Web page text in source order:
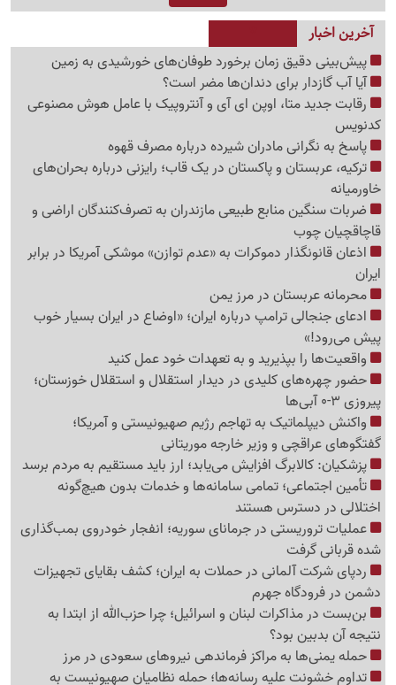
آخرین اخبار
پیش‌بینی دقیق زمان برخورد طوفان‌های خورشیدی به زمین
آیا آب گازدار برای دندان‌ها مضر است؟
رقابت جدید متا، اوپن ای آی و آنتروپیک با عامل هوش مصنوعی
کدنویس
پاسخ به نگرانی مادران شیرده درباره مصرف قهوه
ترکیه، عربستان و پاکستان در یک قاب؛ رایزنی درباره بحران‌های
خاورمیانه
ضربات سنگین منابع طبیعی مازندران به تصرف‌کنندگان اراضی و
قاچاقچیان چوب
اذعان قانونگذار دموکرات به «عدم توازن» موشکی آمریکا در برابر
ایران
محرمانه عربستان در مرز یمن
ادعای جنجالی ترامپ درباره ایران؛ «اوضاع در ایران بسیار خوب
پیش می‌رود!»
واقعیت‌ها را بپذیرید و به تعهدات خود عمل کنید
حضور چهره‌های کلیدی در دیدار استقلال و استقلال خوزستان؛
پیروزی 3-0 آبی‌ها
واکنش دیپلماتیک به تهاجم رژیم صهیونیستی و آمریکا؛
گفتگوهای عراقچی و وزیر خارجه موریتانی
پزشکیان: کالابرگ افزایش می‌یابد؛ ارز باید مستقیم به مردم برسد
تأمین اجتماعی؛ تمامی سامانه‌ها و خدمات بدون هیچ‌گونه
اختلالی در دسترس هستند
عملیات تروریستی در جرمانای سوریه؛ انفجار خودروی بمب‌گذاری
شده قربانی گرفت
ردپای شرکت آلمانی در حملات به ایران؛ کشف بقایای تجهیزات
دشمن در فرودگاه جهرم
بن‌بست در مذاکرات لبنان و اسرائیل؛ چرا حزب‌الله از ابتدا به
نتیجه آن بدبین بود؟
حمله یمنی‌ها به مراکز فرماندهی نیروهای سعودی در مرز
تداوم خشونت علیه رسانه‌ها؛ حمله نظامیان صهیونیست به